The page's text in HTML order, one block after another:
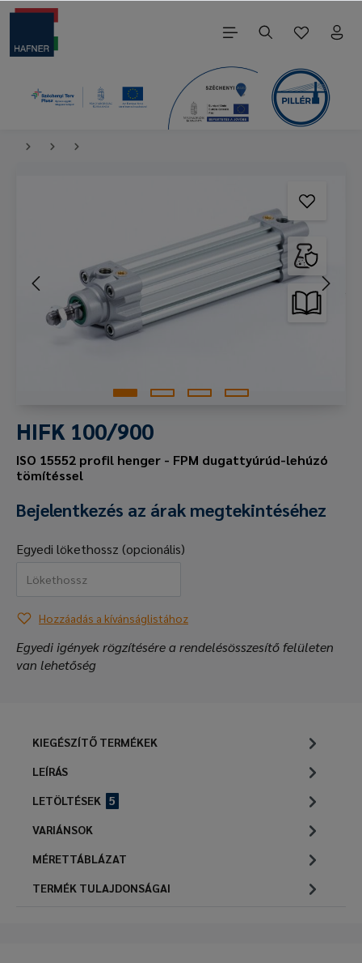
HIFK 100/900
ISO 15552 profil henger - FPM dugattyúrúd-lehúzó
tömítéssel
Bejelentkezés az árak megtekintéséhez
Egyedi lökethossz (opcionális)
Hozzáadás a kívánságlistához
Egyedi igények rögzítésére a rendelésösszesítő felületen
van lehetőség
KIEGÉSZÍTŐ TERMÉKEK
LEÍRÁS
LETÖLTÉSEK
5
VARIÁNSOK
MÉRETTÁBLÁZAT
TERMÉK TULAJDONSÁGAI